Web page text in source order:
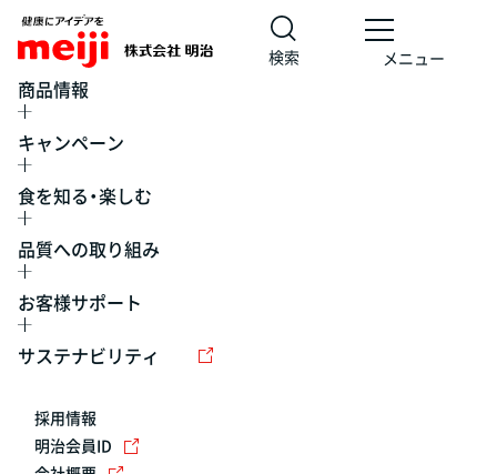
検索 メニュー
商品情報
キャンペーン
食を知る・楽しむ
品質への取り組み
お客様サポート
サステナビリティ
採用情報
明治会員ID